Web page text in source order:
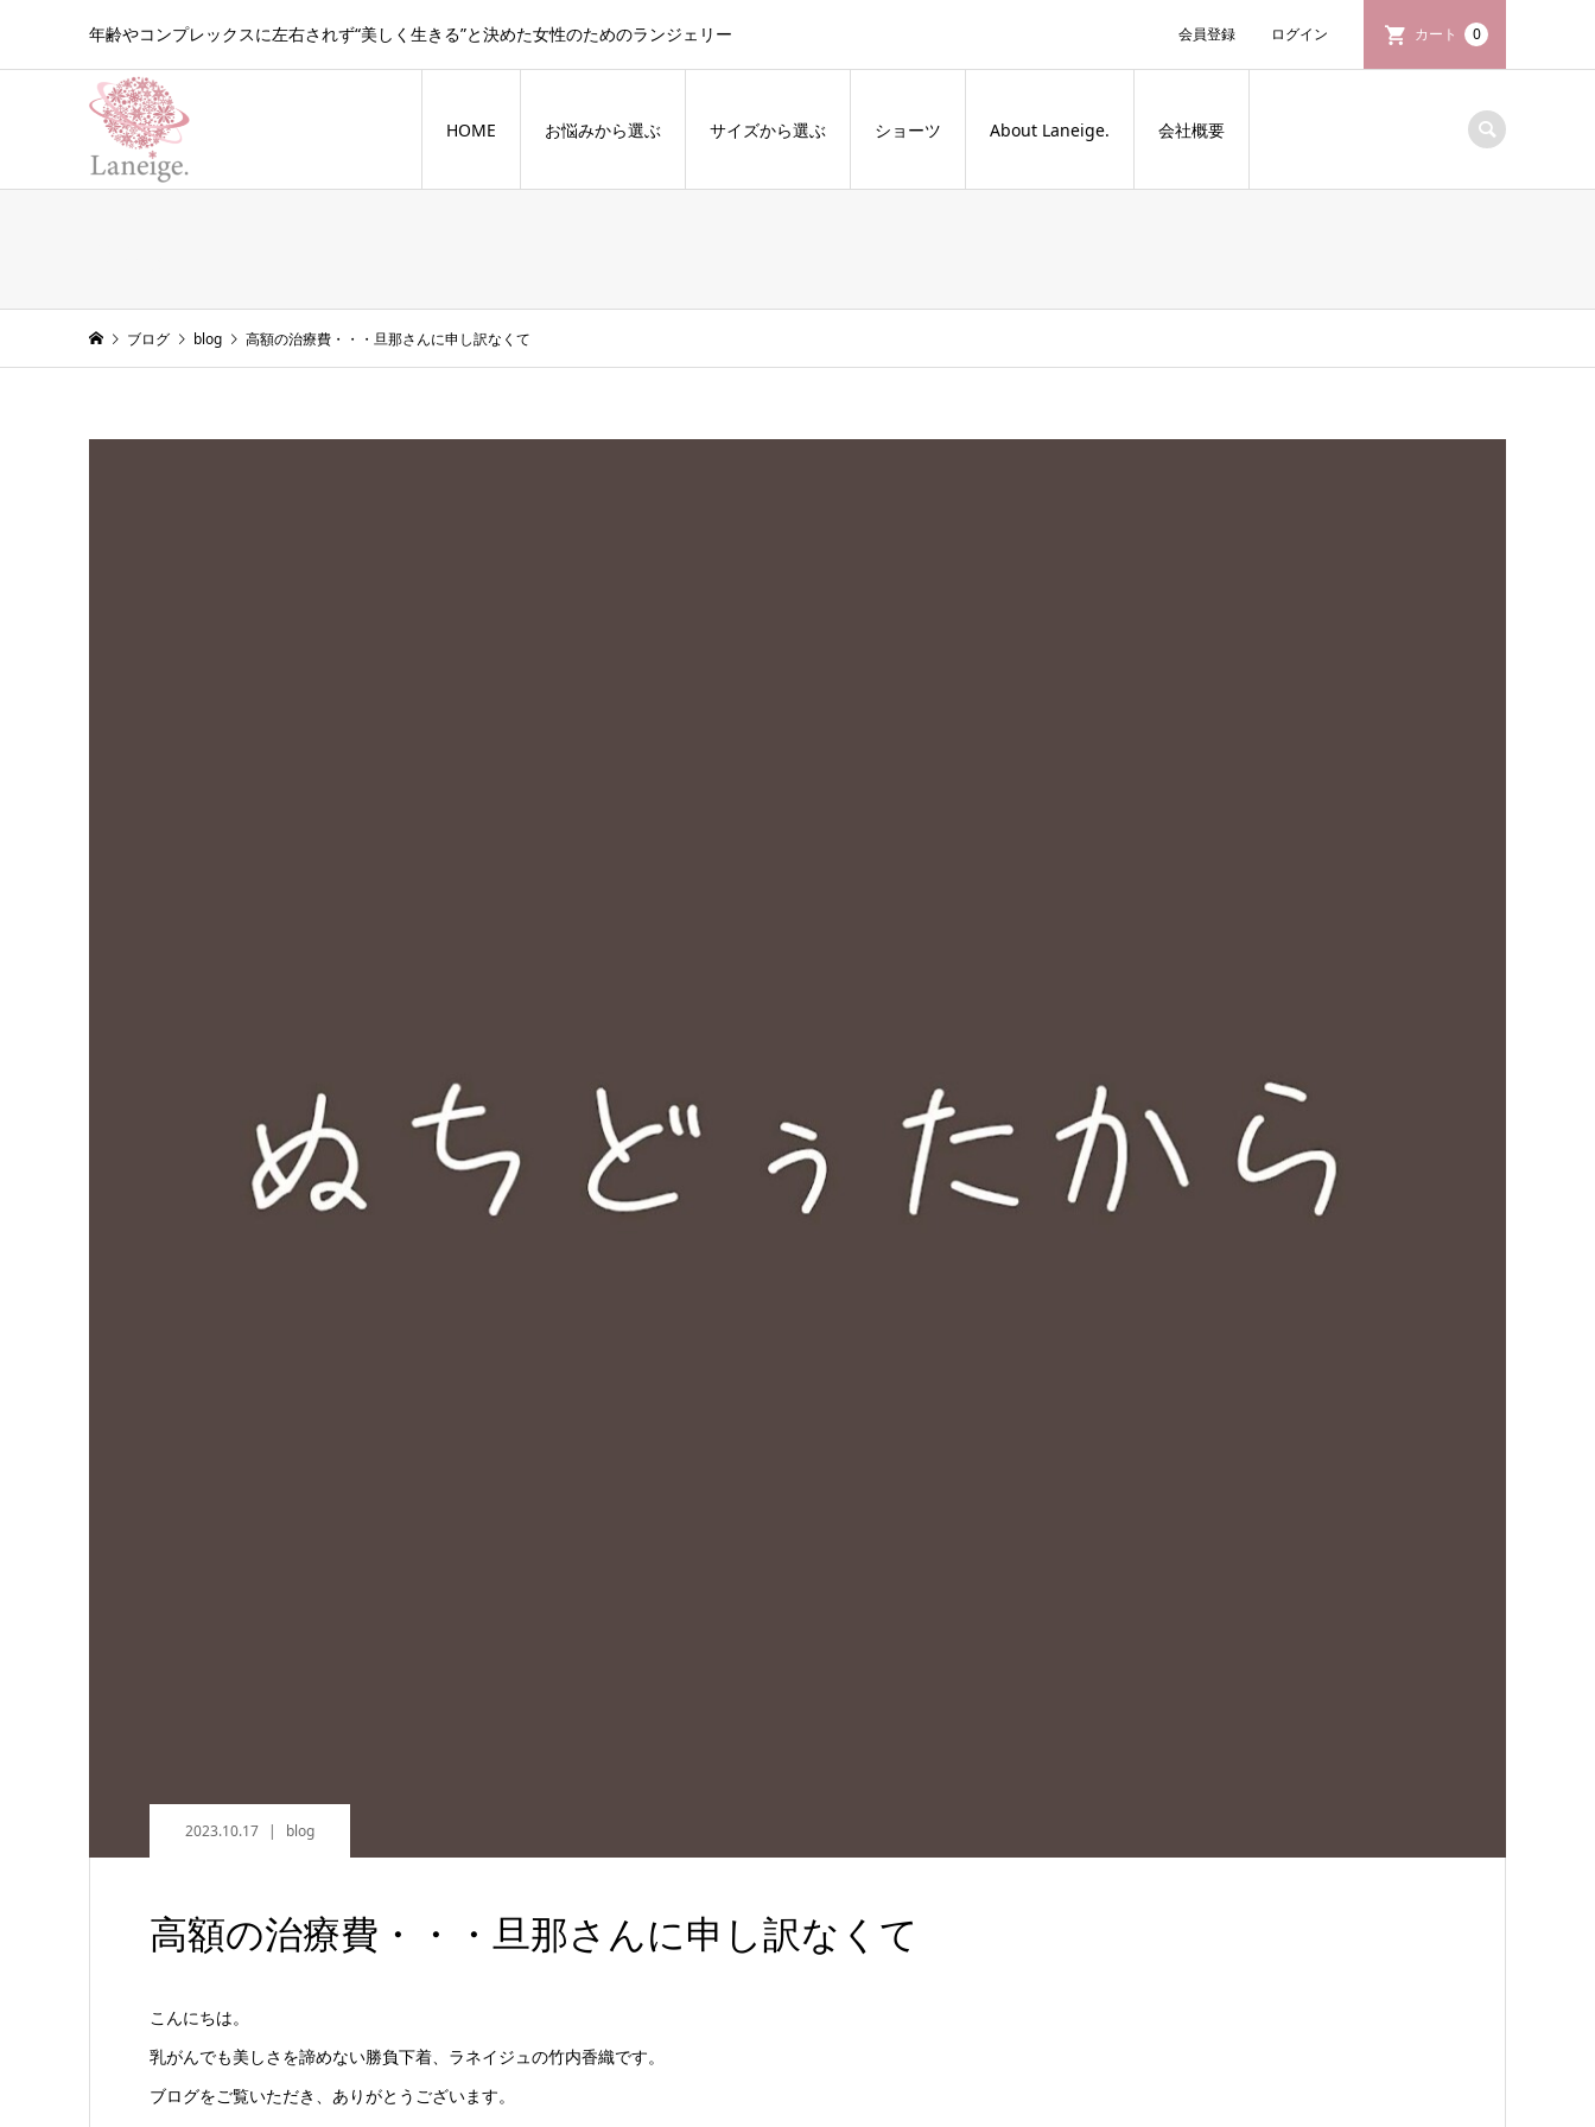
年齢やコンプレックスに左右されず“美しく生きる”と決めた女性のためのランジェリー 会員登録 ログイン カート 0
HOME お悩みから選ぶ サイズから選ぶ ショーツ About Laneige. 会社概要
ブログ blog 高額の治療費・・・旦那さんに申し訳なくて
2023.10.17 blog
高額の治療費・・・旦那さんに申し訳なくて
こんにちは。
乳がんでも美しさを諦めない勝負下着、ラネイジュの竹内香織です。
ブログをご覧いただき、ありがとうございます。